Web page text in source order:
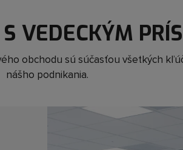
VEDECKÝM
obchodu sú súčasťou všetkých
nášho podnikania.